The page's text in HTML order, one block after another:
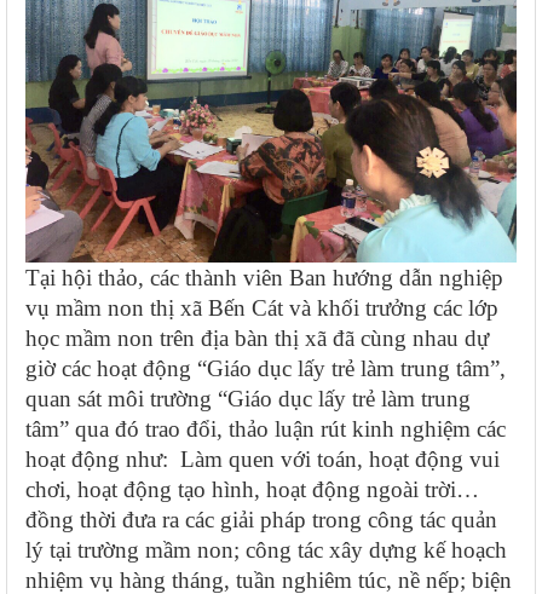
Tại hội thảo, các thành viên Ban hướng dẫn nghiệp
vụ mầm non thị xã Bến Cát và khối trưởng các lớp
học mầm non trên địa bàn thị xã đã cùng nhau dự
giờ các hoạt động “Giáo dục lấy trẻ làm trung tâm”,
quan sát môi trường “Giáo dục lấy trẻ làm trung
tâm” qua đó trao đổi, thảo luận rút kinh nghiệm các
hoạt động như: Làm quen với toán, hoạt động vui
chơi, hoạt động tạo hình, hoạt động ngoài trời…
đồng thời đưa ra các giải pháp trong công tác quản
lý tại trường mầm non; công tác xây dựng kế hoạch
nhiệm vụ hàng tháng, tuần nghiêm túc, nề nếp; biện